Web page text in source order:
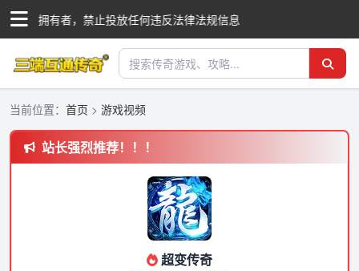
标拥有者，禁止投放任何违反法律法规信息
当前位置： 首页 > 游戏视频
站长强烈推荐！！！
超变传奇